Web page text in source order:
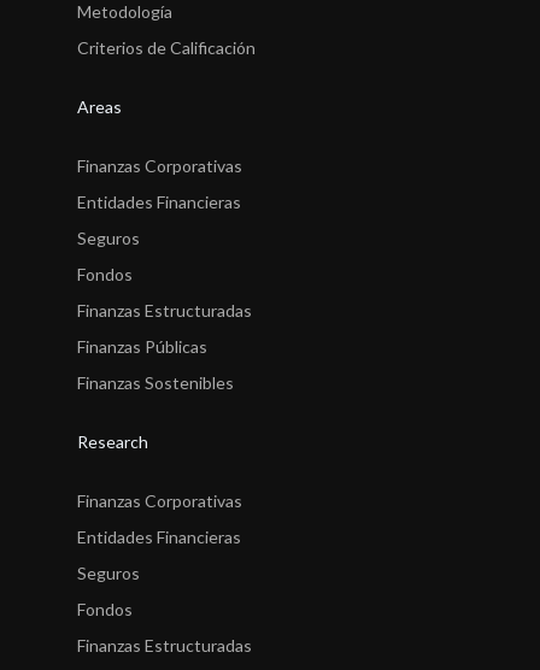
Metodología
Criterios de Calificación
Areas
Finanzas Corporativas
Entidades Financieras
Seguros
Fondos
Finanzas Estructuradas
Finanzas Públicas
Finanzas Sostenibles
Research
Finanzas Corporativas
Entidades Financieras
Seguros
Fondos
Finanzas Estructuradas